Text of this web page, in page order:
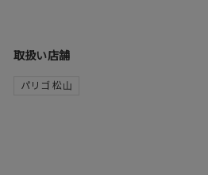
取扱い店舗
パリゴ 松山